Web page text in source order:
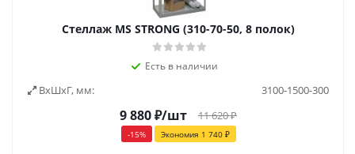
Стеллаж MS STRONG (310-70-50, 8 полок)
Есть в наличии
ВxШxГ, мм: 3100-1500-300
9 880₽/шт 11 620₽
-15% Экономия 1 740₽